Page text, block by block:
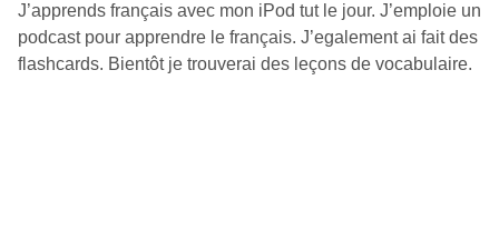
J’apprends français avec mon iPod tut le jour. J’emploie un
podcast pour apprendre le français. J’egalement ai fait des
flashcards. Bientôt je trouverai des leçons de vocabulaire.